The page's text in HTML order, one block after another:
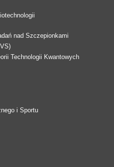
nad Szczepionkami
Technologii Kwantowych
i Sportu